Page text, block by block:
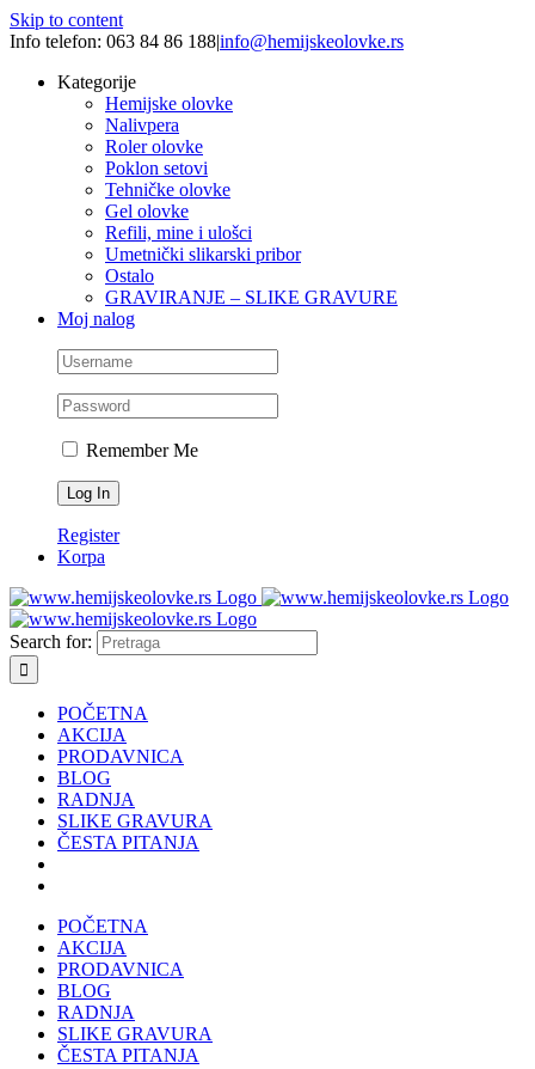
Skip to content
Info telefon: 063 84 86 188|info@hemijskeolovke.rs
Kategorije
Hemijske olovke
Nalivpera
Roler olovke
Poklon setovi
Tehničke olovke
Gel olovke
Refili, mine i ulošci
Umetnički slikarski pribor
Ostalo
GRAVIRANJE – SLIKE GRAVURE
Moj nalog
Remember Me
Register
Korpa
Search for:
POČETNA
AKCIJA
PRODAVNICA
BLOG
RADNJA
SLIKE GRAVURA
ČESTA PITANJA
POČETNA
AKCIJA
PRODAVNICA
BLOG
RADNJA
SLIKE GRAVURA
ČESTA PITANJA